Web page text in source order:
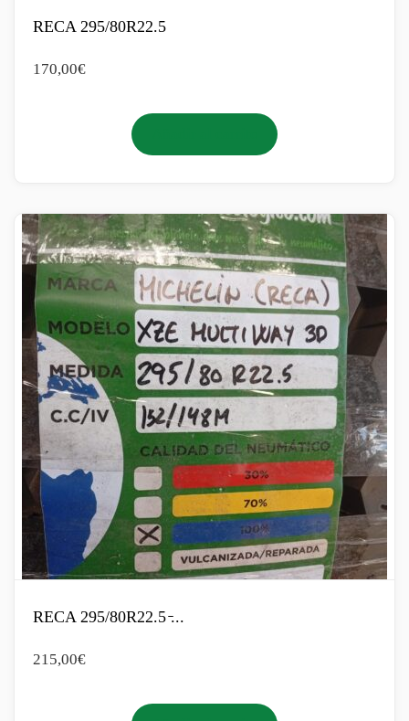
RECA 295/80R22.5
170,00€
RECA 295/80R22.5 ̵...
215,00€